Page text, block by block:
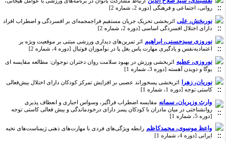
روانی، اجتماعی و فرهنگی [دوره 2، شماره 2]
نوربخش، علی اثربخشی تحریک جریان مستقیم فراجمجمه‌ای بر افسردگی و اضطراب افراد
دارای اختلال افسردگی اساسی [دوره 2، شماره 2]
نوروزی سیدحسنی، ابراهیم اثر تمرین‌‌‌های دیداری ورزشی مبتنی بر موقعیت ویژه بر
اعتمادبه‌نفس و یادگیری مهارت پاس بغل پا در نوآموزان فوتبال [دوره 4، شماره 2]
نوروزی، عطیه اثربخشی ورزش در بهبود سلامت روان دختران نوجوان: مطالعه مقایسه ای
یوگا و دویدن آهسته [دوره 3، شماره 1]
نوریان، زهرا اثربخشی پسخوراند عصبی بر افزایش تمرکز کودکان دارای اختلال بیش‌فعالی
کاستی توجه [دوره 1، شماره 1]
وارث وزیریان، سمانه مقایسه اضطراب فراگیر، وسواس اجباری و انعطاف پذیری
روانشناختی در میان مادران با کودکان پسر دارای درخودماندگی و بیش فعالی کاستی توجه
[دوره 5، شماره 1]
واعظ موسوی، محمدکاظم رابطه ویژگی‌های فردی با مهارت‌های ذهنی ژیمناست‌های نخبه
ایرانی [دوره 4، شماره 1]